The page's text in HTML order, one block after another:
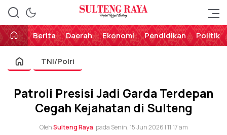
Sulteng Raya
Perekat Rakyat Sulteng
Berita
Daerah Ekonomi Pendidikan Politik
TNI/Polri
Patroli Presisi Jadi Garda Terdepan
Cegah Kejahatan di Sulteng
OlehSulteng Raya pada Senin, 15 Jun 2026 | 11:17 am